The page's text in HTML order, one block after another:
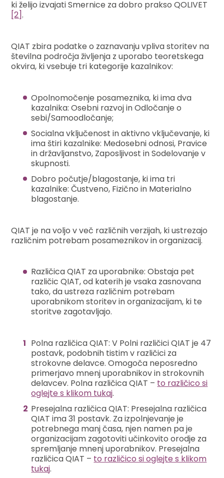
ki želijo izvajati Smernice za dobro prakso QOLIVET
[2].
QIAT zbira podatke o zaznavanju vpliva storitev na
številna področja življenja z uporabo teoretskega
okvira, ki vsebuje tri kategorije kazalnikov:
Opolnomočenje posameznika, ki ima dva
kazalnika: Osebni razvoj in Odločanje o
sebi/Samoodločanje;
Socialna vključenost in aktivno vključevanje, ki
ima štiri kazalnike: Medosebni odnosi, Pravice
in državljanstvo, Zaposljivost in Sodelovanje v
skupnosti.
Dobro počutje/blagostanje, ki ima tri
kazalnike: Čustveno, Fizično in Materialno
blagostanje.
QIAT je na voljo v več različnih verzijah, ki ustrezajo
različnim potrebam posameznikov in organizacij.
Različica QIAT za uporabnike: Obstaja pet
različic QIAT, od katerih je vsaka zasnovana
tako, da ustreza različnim potrebam
uporabnikom storitev in organizacijam, ki te
storitve zagotavljajo.
Polna različica QIAT: V Polni različici QIAT je 47
postavk, podobnih tistim v različici za
strokovne delavce. Omogoča neposredno
primerjavo mnenj uporabnikov in strokovnih
delavcev. Polna različica QIAT – to različico si
oglejte s klikom tukaj.
Presejalna različica QIAT: Presejalna različica
QIAT ima 31 postavk. Za izpolnjevanje je
potrebnega manj časa, njen namen pa je
organizacijam zagotoviti učinkovito orodje za
spremljanje mnenj uporabnikov. Presejalna
različica QIAT – to različico si oglejte s klikom
tukaj.